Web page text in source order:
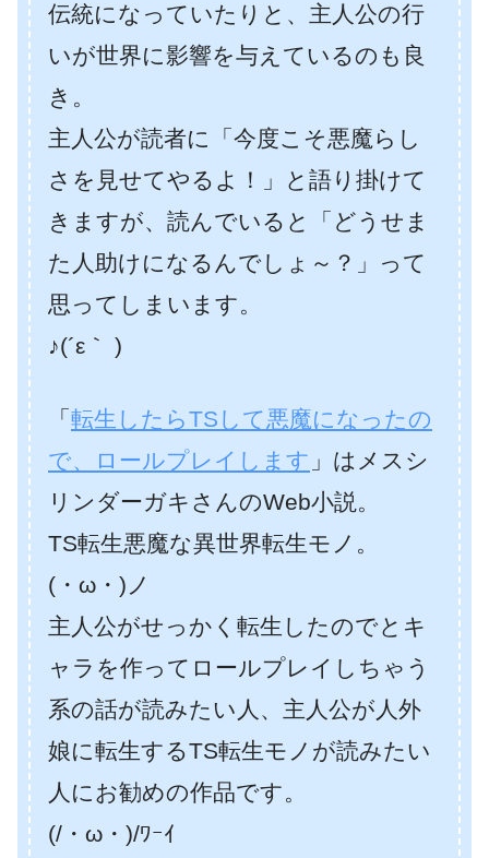
伝統になっていたりと、主人公の行
いが世界に影響を与えているのも良
き。
主人公が読者に「今度こそ悪魔らし
さを見せてやるよ！」と語り掛けて
きますが、読んでいると「どうせま
た人助けになるんでしょ～？」って
思ってしまいます。
♪(´ε｀ )
「 転生したらTSして悪魔になったの
で、ロールプレイします 」はメスシ
リンダーガキさんのWeb小説。
TS転生悪魔な異世界転生モノ。
(・ω・)ノ
主人公がせっかく転生したのでとキ
ャラを作ってロールプレイしちゃう
系の話が読みたい人、主人公が人外
娘に転生するTS転生モノが読みたい
人にお勧めの作品です。
(/・ω・)/ﾜｰｲ